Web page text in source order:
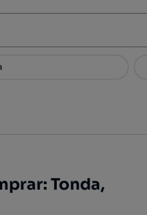
Tonda,